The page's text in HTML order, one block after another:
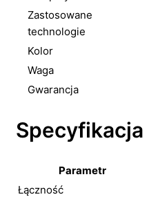
Zastosowane
technologie
Kolor
Waga
Gwarancja
Specyfikacja
Parametr
Łączność